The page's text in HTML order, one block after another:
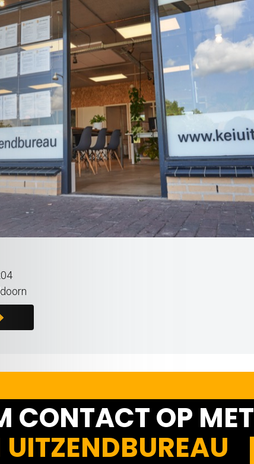
CONTACT OP MET
UITZENDBUREAU